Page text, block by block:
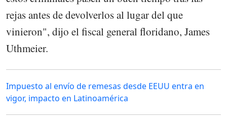
rejas antes de devolverlos al lugar del que
vinieron", dijo el fiscal general floridano, James
Uthmeier.
Impuesto al envío de remesas desde EEUU entra en
vigor, impacto en Latinoamérica